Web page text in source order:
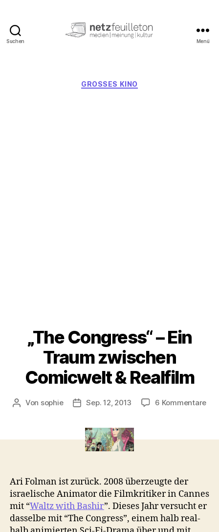
Suchen Menü
Kategorien
GROSSES KINO
„The Congress“ – Ein
Traum zwischen
Comicwelt & Realfilm
Beitragsautor
Von sophie Veröffentlichungsdatum
Sep. 12, 2013 6 Kommentarezu
Ari Folman ist zurück. 2008 überzeugte der
israelische Animator die Filmkritiker in Cannes
mit “Waltz with Bashir”. Dieses Jahr versucht er
dasselbe mit “The Congress”, einem halb real-